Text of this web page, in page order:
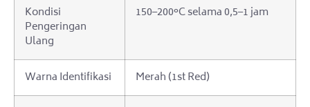
Kondisi
Pengeringan
Ulang
150–200°C selama 0,5–1 jam
Warna Identifikasi Merah (1st Red)